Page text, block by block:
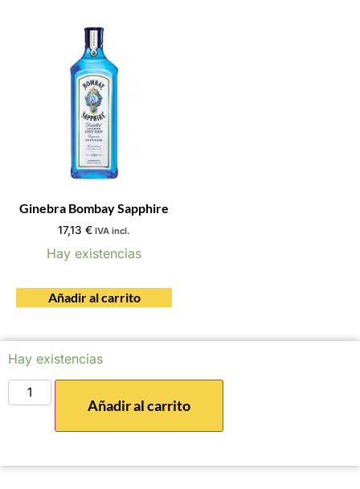
Ginebra Bombay Sapphire
17,13 € IVA incl.
Hay existencias
Añadir al carrito
Hay existencias
Añadir al carrito